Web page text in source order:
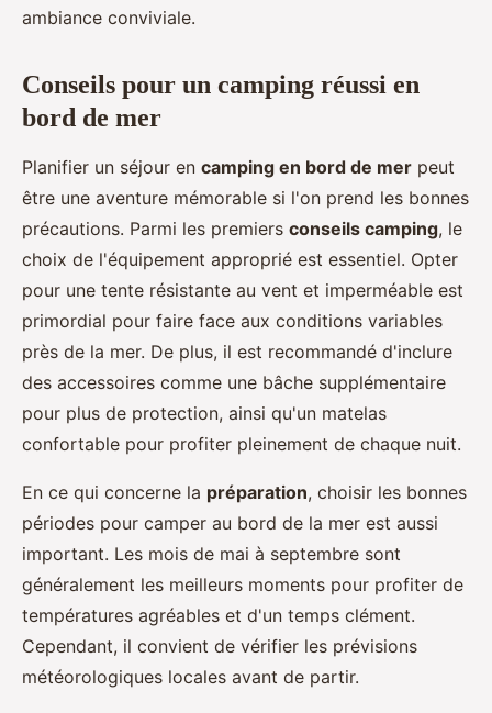
ambiance conviviale.
Conseils pour un camping réussi en
bord de mer
Planifier un séjour en camping en bord de mer peut
être une aventure mémorable si l'on prend les bonnes
précautions. Parmi les premiers conseils camping, le
choix de l'équipement approprié est essentiel. Opter
pour une tente résistante au vent et imperméable est
primordial pour faire face aux conditions variables
près de la mer. De plus, il est recommandé d'inclure
des accessoires comme une bâche supplémentaire
pour plus de protection, ainsi qu'un matelas
confortable pour profiter pleinement de chaque nuit.
En ce qui concerne la préparation, choisir les bonnes
périodes pour camper au bord de la mer est aussi
important. Les mois de mai à septembre sont
généralement les meilleurs moments pour profiter de
températures agréables et d'un temps clément.
Cependant, il convient de vérifier les prévisions
météorologiques locales avant de partir.